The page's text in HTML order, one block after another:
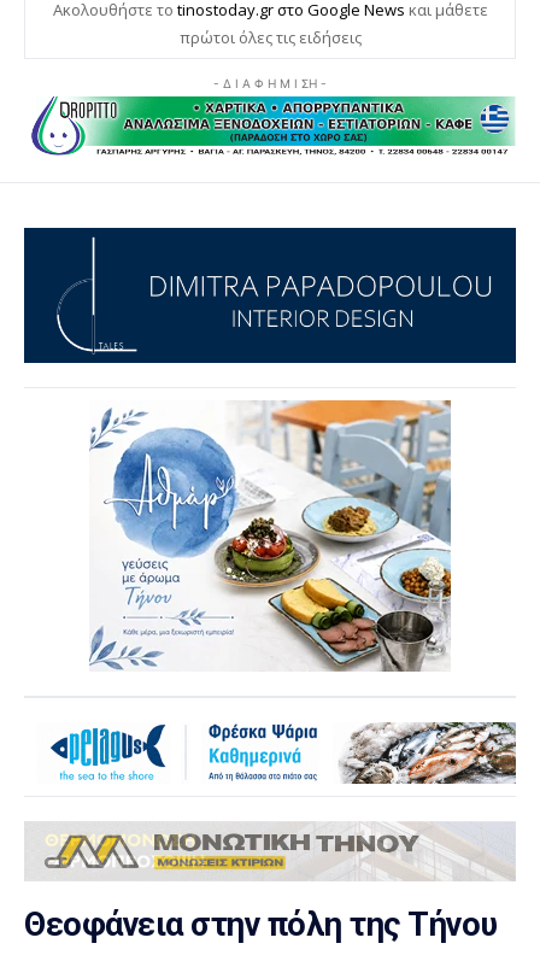
Ακολουθήστε το tinostoday.gr στο Google News και μάθετε
πρώτοι όλες τις ειδήσεις
- Δ Ι Α Φ Η Μ Ι ΣΗ -